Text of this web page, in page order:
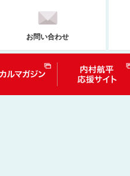
せ ジョイカルマガジン
お問い合わせ